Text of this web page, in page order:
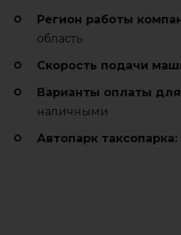
Регион работы
область
Cкорость подачи
Варианты оплаты
наличными
Автопарк таксопарка: